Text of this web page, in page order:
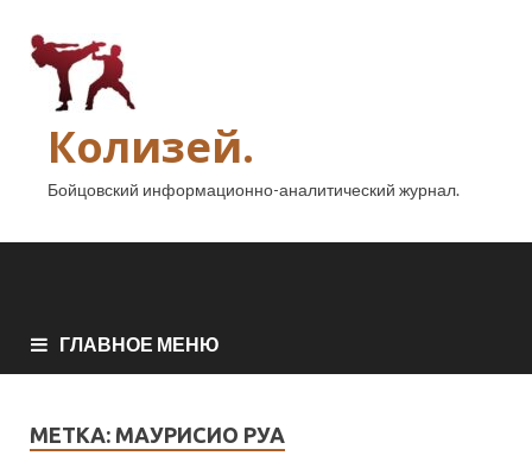
Колизей.
Бойцовский информационно-аналитический журнал.
ГЛАВНОЕ МЕНЮ
МЕТКА: МАУРИСИО РУА